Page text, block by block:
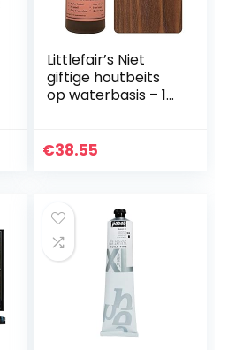
Littlefair’s Niet
giftige houtbeits
op waterbasis – 1
kleurstof voor hout
€38.55